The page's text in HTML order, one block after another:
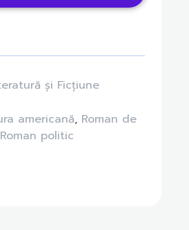
și Ficțiune
americană, Roman de
Roman politic